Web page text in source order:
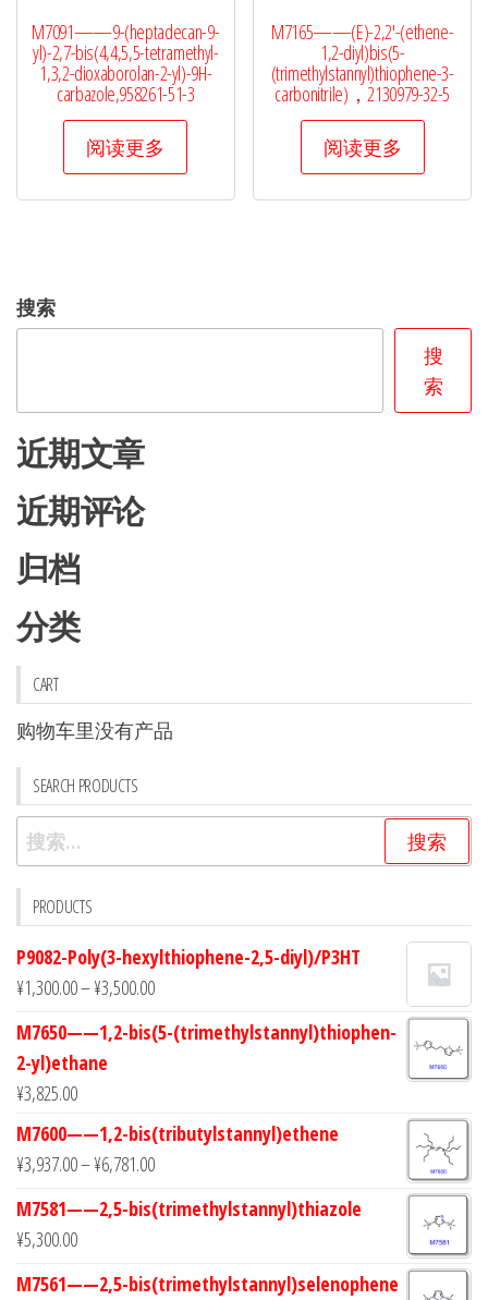
M7091——9-(heptadecan-9-
yl)-2,7-bis(4,4,5,5-tetramethyl-
1,3,2-dioxaborolan-2-yl)-9H-
carbazole,958261-51-3
阅读更多
M7165——(E)-2,2′-(ethene-
1,2-diyl)bis(5-
(trimethylstannyl)thiophene-3-
carbonitrile)，2130979-32-5
阅读更多
搜索
搜
索
近期文章
近期评论
归档
分类
CART
购物车里没有产品
SEARCH PRODUCTS
搜
索：
PRODUCTS
P9082-Poly(3-hexylthiophene-2,5-diyl)/P3HT
¥1,300.00–¥3,500.00
M7650——1,2-bis(5-(trimethylstannyl)thiophen-
2-yl)ethane
¥3,825.00
M7600——1,2-bis(tributylstannyl)ethene
¥3,937.00–¥6,781.00
M7581——2,5-bis(trimethylstannyl)thiazole
¥5,300.00
M7561——2,5-bis(trimethylstannyl)selenophene